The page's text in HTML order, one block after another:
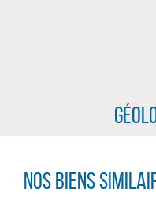
Nos biens